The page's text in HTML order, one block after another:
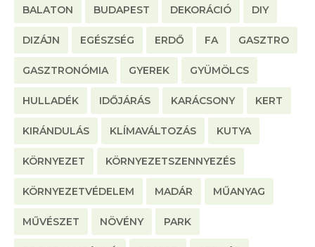
BALATON BUDAPEST DEKORÁCIÓ DIY
DIZÁJN EGÉSZSÉG ERDŐ FA GASZTRO
GASZTRONÓMIA GYEREK GYÜMÖLCS
HULLADÉK IDŐJÁRÁS KARÁCSONY KERT
KIRÁNDULÁS KLÍMAVÁLTOZÁS KUTYA
KÖRNYEZET KÖRNYEZETSZENNYEZÉS
KÖRNYEZETVÉDELEM MADÁR MŰANYAG
MŰVÉSZET NÖVÉNY PARK